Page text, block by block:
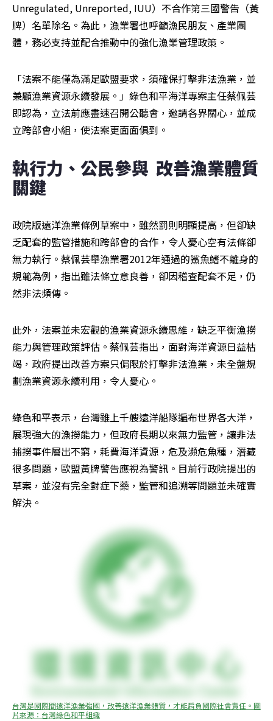
Unregulated, Unreported, IUU）不合作第三國警告（黃
牌）名單除名。為此，漁業署也呼籲漁民朋友、產業團
體，務必支持並配合推動中的強化漁業管理政策。
「法案不能僅為滿足歐盟要求，須確保打擊非法漁業，並
兼顧漁業資源永續發展。」綠色和平海洋專案主任蔡佩芸
即認為，立法前應盡速召開公聽會，邀請各界關心，並成
立跨部會小組，使法案更面面俱到。
執行力、公民參與  改善漁業體質
關鍵
政院版遠洋漁業條例草案中，雖然罰則明顯提高，但卻缺
乏配套的監管措施和跨部會的合作，令人憂心空有法條卻
無力執行。蔡佩芸舉漁業署2012年通過的鯊魚鰭不離身的
規範為例，指出雖法條立意良善，卻因稽查配套不足，仍
然非法頻傳。
此外，法案並未宏觀的漁業資源永續思維，缺乏平衡漁撈
能力與管理政策評估。蔡佩芸指出，面對海洋資源日益枯
竭，政府提出改善方案只侷限於打擊非法漁業，未全盤規
劃漁業資源永續利用，令人憂心。
綠色和平表示，台灣雖上千艘遠洋船隊遍布世界各大洋，
展現強大的漁撈能力，但政府長期以來無力監管，讓非法
捕撈事件層出不窮，耗費海洋資源，危及瀕危魚種，潛藏
很多問題，歐盟黃牌警告應視為警訊。目前行政院提出的
草案，並沒有完全對症下藥，監管和追溯等問題並未確實
解決。
台灣是國際間遠洋漁業強國，改善遠洋漁業體質，才能肩負國際社會責任。圖
片來源：台灣綠色和平組織